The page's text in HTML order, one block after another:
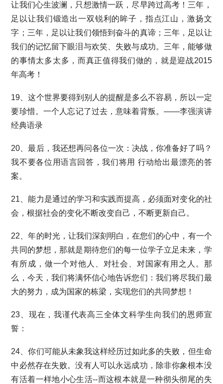
让我们心生波澜，只想激情一跃，尽早跨过高考！三年，
足以让我们锻造出一双锐利的眸子，指点江山，激扬文
字；三年，足以让我们领悟到奋斗的真谛；三年，足以让
我们的记忆留下眼泪与欢笑、失败与成功。三年，能够做
的事情太多太多，而真正值得我们做的，就是迎战2015
年高考！
19、这个世界要得到别人的提醒是多么不容易，所以一定
要珍惜。一个人忘记了过去，意味着背叛。——李强演讲
经典语录
20、最后，我还想再问各位一次：决战，你准备好了吗？
我不要各位用语言回答，我们将用 行动给出最漂亮的答
案。
21、能力是通过的学习和实践而提高，必须面对变化的社
会，根据社会的变化不断改变自己，不断更新自己。
22、年的时光，让我们深刻明白，在您们的心中，有一个
共同的梦想，那就是期待您们的每一位学子立足未来，学
有所成，做一个对他人、对社会、对国家有用之人。那
么，今天，我们将满怀信心地告诉您们：我们将尽我们最
大的努力，成为国家的栋梁，实现您们的共同梦想！
23、现在，我谨代表高三全体文科学生向我们的恩师宣
誓：
24、你们可能从未象我这样经历过如此多的失败，但生命
中必然存在失败。没有人可以永远成功，除非你象根本没
有活着一样地小心生活--而这根本就是一种彻头彻尾的失